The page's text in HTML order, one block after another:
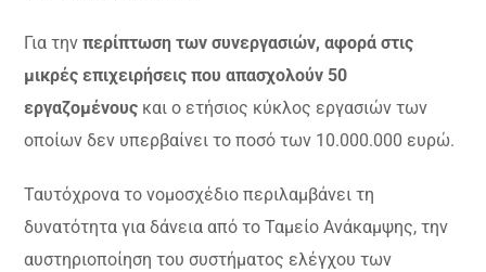
Για τηνπερίπτωση των συνεργασιών, αφορά στις
μικρές επιχειρήσεις που απασχολούν 50
εργαζομένους και ο ετήσιος κύκλος εργασιών των
οποίων δεν υπερβαίνει το ποσό των 10.000.000 ευρώ.
Ταυτόχρονα το νομοσχέδιο περιλαμβάνει τη
δυνατότητα για δάνεια από το Ταμείο Ανάκαμψης, την
αυστηριοποίηση του συστήματος ελέγχου των